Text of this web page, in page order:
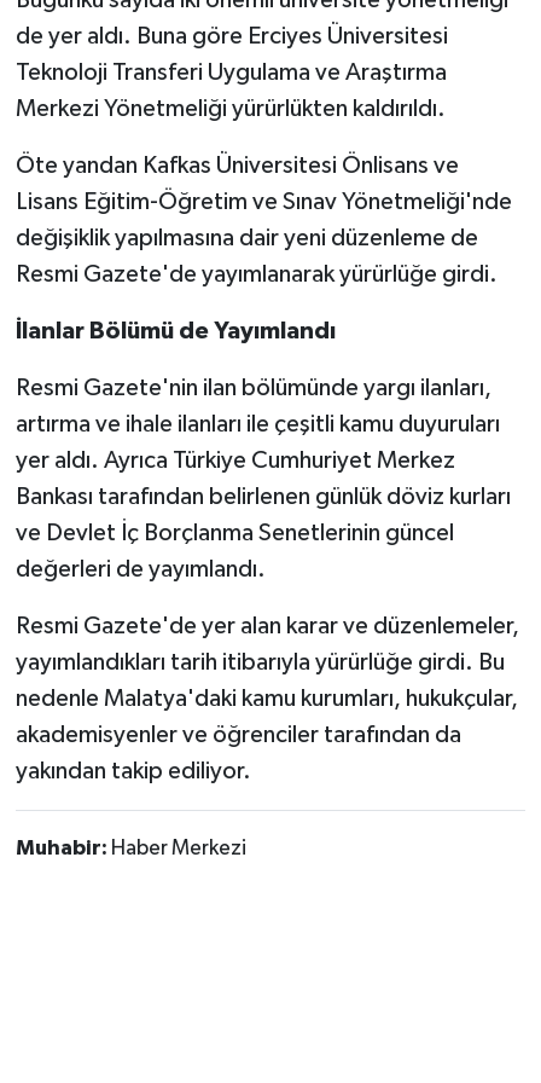
de yer aldı. Buna göre Erciyes Üniversitesi
Teknoloji Transferi Uygulama ve Araştırma
Merkezi Yönetmeliği yürürlükten kaldırıldı.
Öte yandan Kafkas Üniversitesi Önlisans ve
Lisans Eğitim-Öğretim ve Sınav Yönetmeliği'nde
değişiklik yapılmasına dair yeni düzenleme de
Resmi Gazete'de yayımlanarak yürürlüğe girdi.
İlanlar Bölümü de Yayımlandı
Resmi Gazete'nin ilan bölümünde yargı ilanları,
artırma ve ihale ilanları ile çeşitli kamu duyuruları
yer aldı. Ayrıca Türkiye Cumhuriyet Merkez
Bankası tarafından belirlenen günlük döviz kurları
ve Devlet İç Borçlanma Senetlerinin güncel
değerleri de yayımlandı.
Resmi Gazete'de yer alan karar ve düzenlemeler,
yayımlandıkları tarih itibarıyla yürürlüğe girdi. Bu
nedenle Malatya'daki kamu kurumları, hukukçular,
akademisyenler ve öğrenciler tarafından da
yakından takip ediliyor.
Muhabir: Haber Merkezi